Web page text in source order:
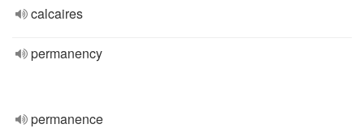
calcaires
permanency
permanence